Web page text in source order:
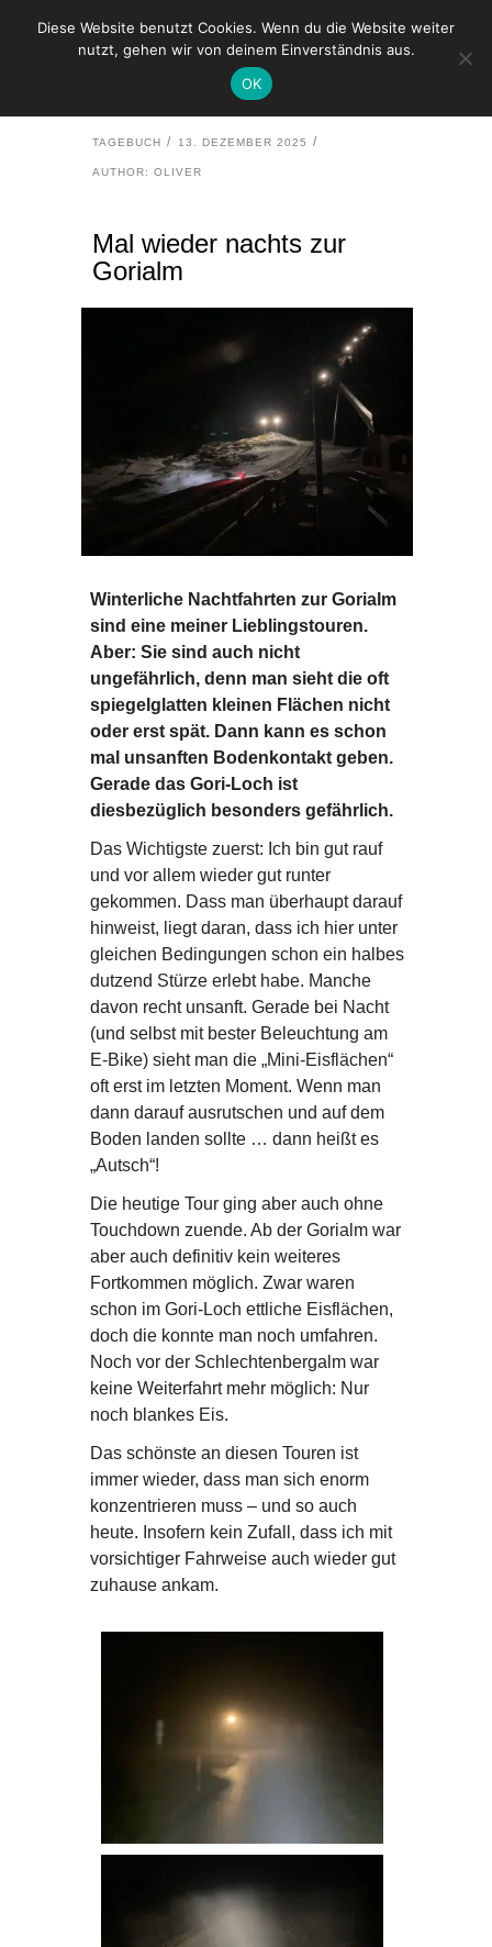
TAGEBUCH 13. DEZEMBER 2025
AUTHOR: OLIVER
Mal wieder nachts zur
Gorialm
Winterliche Nachtfahrten zur Gorialm
sind eine meiner Lieblingstouren.
Aber: Sie sind auch nicht
ungefährlich, denn man sieht die oft
spiegelglatten kleinen Flächen nicht
oder erst spät. Dann kann es schon
mal unsanften Bodenkontakt geben.
Gerade das Gori-Loch ist
diesbezüglich besonders gefährlich.
Das Wichtigste zuerst: Ich bin gut rauf
und vor allem wieder gut runter
gekommen. Dass man überhaupt darauf
hinweist, liegt daran, dass ich hier unter
gleichen Bedingungen schon ein halbes
dutzend Stürze erlebt habe. Manche
davon recht unsanft. Gerade bei Nacht
(und selbst mit bester Beleuchtung am
E-Bike) sieht man die „Mini-Eisflächen“
oft erst im letzten Moment. Wenn man
dann darauf ausrutschen und auf dem
Boden landen sollte … dann heißt es
„Autsch“!
Die heutige Tour ging aber auch ohne
Touchdown zuende. Ab der Gorialm war
aber auch definitiv kein weiteres
Fortkommen möglich. Zwar waren
schon im Gori-Loch ettliche Eisflächen,
doch die konnte man noch umfahren.
Noch vor der Schlechtenbergalm war
keine Weiterfahrt mehr möglich: Nur
noch blankes Eis.
Das schönste an diesen Touren ist
immer wieder, dass man sich enorm
konzentrieren muss – und so auch
heute. Insofern kein Zufall, dass ich mit
vorsichtiger Fahrweise auch wieder gut
zuhause ankam.
Diese Website benutzt Cookies. Wenn du die Website weiter
nutzt, gehen wir von deinem Einverständnis aus.
OK